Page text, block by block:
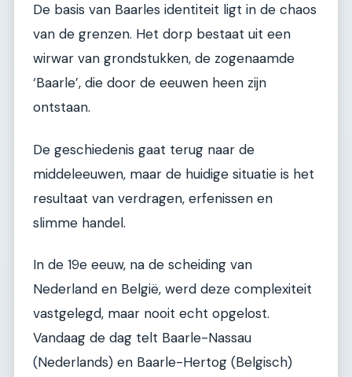
De basis van Baarles identiteit ligt in de chaos
van de grenzen. Het dorp bestaat uit een
wirwar van grondstukken, de zogenaamde
‘Baarle’, die door de eeuwen heen zijn
ontstaan.
De geschiedenis gaat terug naar de
middeleeuwen, maar de huidige situatie is het
resultaat van verdragen, erfenissen en
slimme handel.
In de 19e eeuw, na de scheiding van
Nederland en België, werd deze complexiteit
vastgelegd, maar nooit echt opgelost.
Vandaag de dag telt Baarle-Nassau
(Nederlands) en Baarle-Hertog (Belgisch)